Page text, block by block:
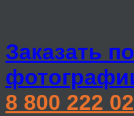
Заказать
8 800 222